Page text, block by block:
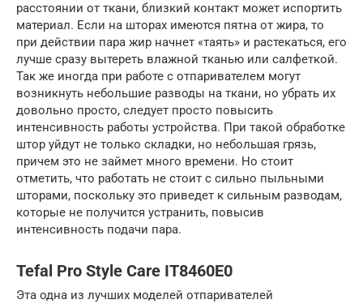
расстоянии от ткани, близкий контакт может испортить
материал. Если на шторах имеются пятна от жира, то
при действии пара жир начнет «таять» и растекаться, его
лучше сразу вытереть влажной тканью или салфеткой.
Так же иногда при работе с отпаривателем могут
возникнуть небольшие разводы на ткани, но убрать их
довольно просто, следует просто повысить
интенсивность работы устройства. При такой обработке
штор уйдут не только складки, но небольшая грязь,
причем это не займет много времени. Но стоит
отметить, что работать не стоит с сильно пыльными
шторами, поскольку это приведет к сильным разводам,
которые не получится устранить, повысив
интенсивность подачи пара.
Tefal Pro Style Care IT8460E0
Эта одна из лучших моделей отпаривателей